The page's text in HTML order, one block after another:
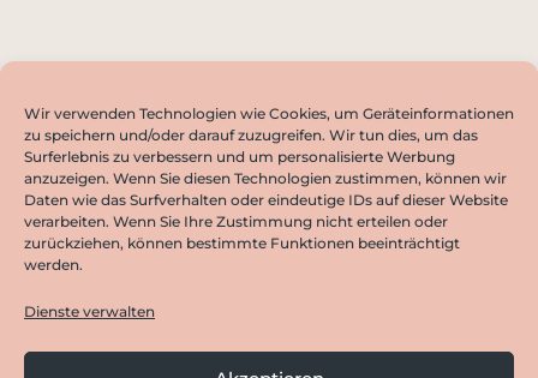
Wir verwenden Technologien wie Cookies, um Geräteinformationen
zu speichern und/oder darauf zuzugreifen. Wir tun dies, um das
Surferlebnis zu verbessern und um personalisierte Werbung
anzuzeigen. Wenn Sie diesen Technologien zustimmen, können wir
Daten wie das Surfverhalten oder eindeutige IDs auf dieser Website
verarbeiten. Wenn Sie Ihre Zustimmung nicht erteilen oder
zurückziehen, können bestimmte Funktionen beeinträchtigt
werden.
Dienste verwalten
NEWSLETTER ABONNIEREN
©Copyright M-L-E GmbH 2021